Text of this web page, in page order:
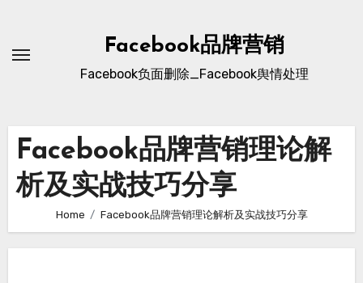
content
Facebook品牌营销
Facebook负面删除_Facebook舆情处理
Facebook品牌营销理论解
析及实战技巧分享
Home Facebook品牌营销理论解析及实战技巧分享